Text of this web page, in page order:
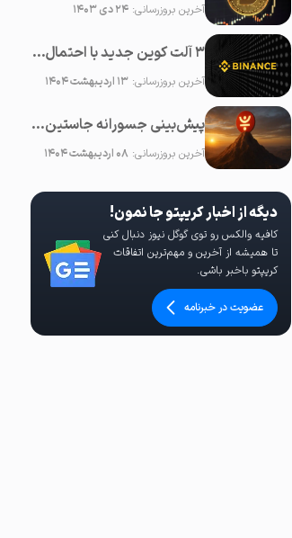
آخرین بروزرسانی:۲۴ دی ۱۴۰۳
۳ آلت کوین جدید با احتمال لیست شدن در بایننس در ماه می ۲۰۲۵
آخرین بروزرسانی:۱۳ اردیبهشت ۱۴۰۴
پیش‌بینی جسورانه جاستین سان: قیمت JUST در آینده نزدیک ۱۰۰ برابر خواهد شد!
آخرین بروزرسانی:۰۸ اردیبهشت ۱۴۰۴
دیگه از اخبار کریپتو جا نمون!
کافیه والکس رو توی گوگل نیوز دنبال کنی
تا همیشه از آخرین و مهم‌ترین اتفاقات
کریپتو باخبر باشی.
عضویت در خبرنامه